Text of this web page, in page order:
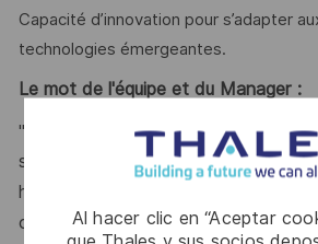
Al hacer clic en “Aceptar
Capacité d’innovation pour s’adapter
technologies émergeantes.
Le mot de l'équipe et du Manager :
" Au-delà de vos compétences
souhaitez découvrir un
haute technologie à forts enjeux, et
challenges en matière de cyber